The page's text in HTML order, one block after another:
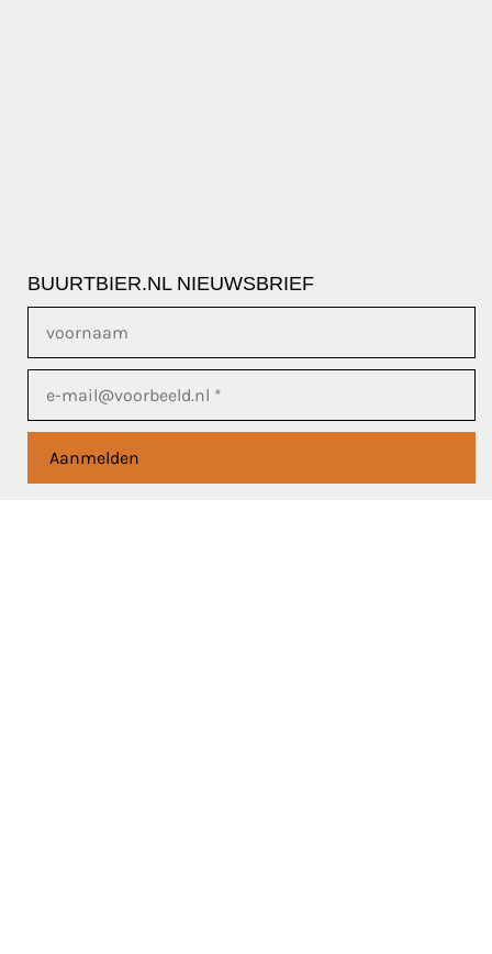
BUURTBIER.NL NIEUWSBRIEF
Aanmelden